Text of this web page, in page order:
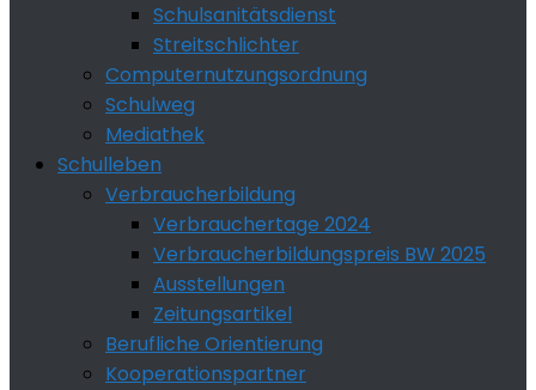
Schulsanitätsdienst
Streitschlichter
Computernutzungsordnung
Schulweg
Mediathek
Schulleben
Verbraucherbildung
Verbrauchertage 2024
Verbraucherbildungspreis BW 2025
Ausstellungen
Zeitungsartikel
Berufliche Orientierung
Kooperationspartner